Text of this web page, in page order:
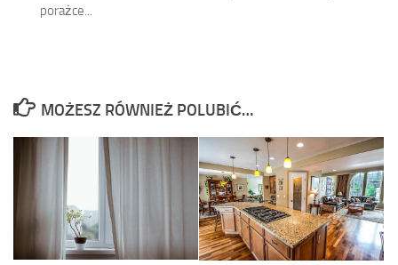
porażce...
MOŻESZ RÓWNIEŻ POLUBIĆ…